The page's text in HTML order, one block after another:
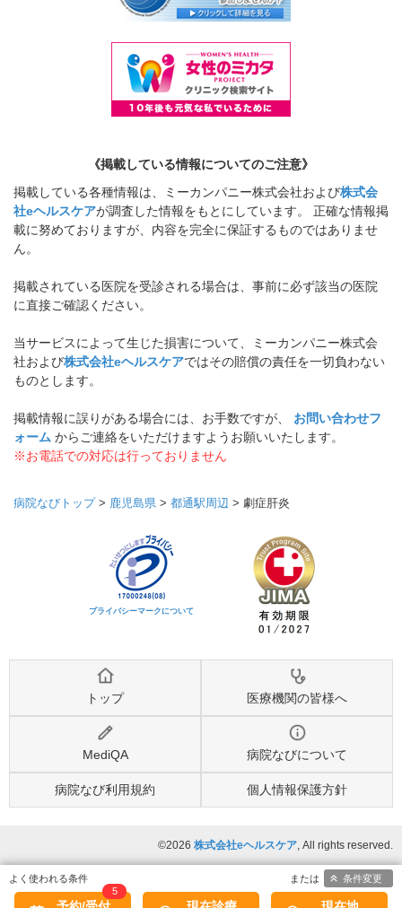
《掲載している情報についてのご注意》
掲載している各種情報は、ミーカンパニー株式会社および株式会
社eヘルスケアが調査した情報をもとにしています。 正確な情報掲
載に努めておりますが、内容を完全に保証するものではありませ
ん。
掲載されている医院を受診される場合は、事前に必ず該当の医院
に直接ご確認ください。
当サービスによって生じた損害について、ミーカンパニー株式会
社および株式会社eヘルスケアではその賠償の責任を一切負わない
ものとします。
掲載情報に誤りがある場合には、お手数ですが、 お問い合わせフ
ォーム からご連絡をいただけますようお願いいたします。
※お電話での対応は行っておりません
病院なびトップ> 鹿児島県 > 都通駅周辺 > 劇症肝炎
プライバシーマークについて
トップ 医療機関の皆様へ
MediQA 病院なびについて
病院なび利用規約 個人情報保護方針
©2026 株式会社eヘルスケア, All rights reserved.
5
条件変更